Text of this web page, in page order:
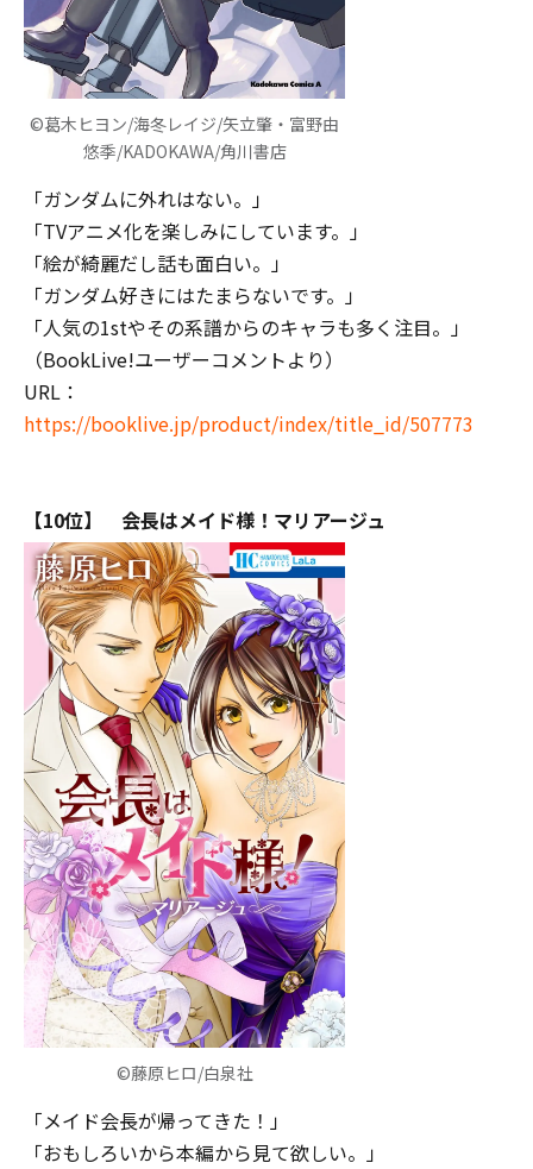
©葛木ヒヨン/海冬レイジ/矢立肇・富野由
悠季/KADOKAWA/角川書店
「ガンダムに外れはない。」
「TVアニメ化を楽しみにしています。」
「絵が綺麗だし話も面白い。」
「ガンダム好きにはたまらないです。」
「人気の1stやその系譜からのキャラも多く注目。」
（BookLive!ユーザーコメントより）
URL：
https://booklive.jp/product/index/title_id/507773
【10位】 会長はメイド様！マリアージュ
©藤原ヒロ/白泉社
「メイド会長が帰ってきた！」
「おもしろいから本編から見て欲しい。」